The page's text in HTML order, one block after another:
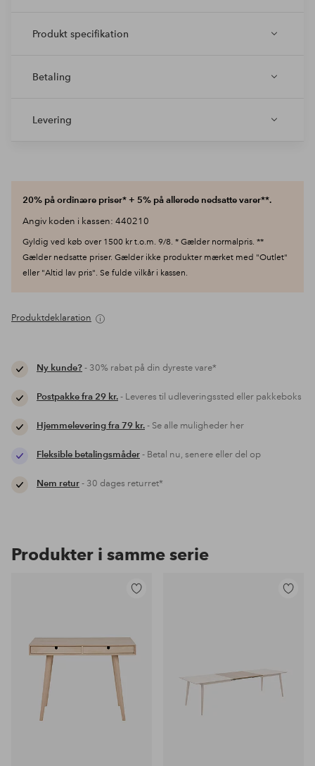
Produkt specifikation
Betaling
Levering
20% på ordinære priser* + 5% på allerede nedsatte varer**.
Angiv koden i kassen: 440210
Gyldig ved køb over 1500 kr t.o.m. 9/8. * Gælder normalpris. **
Gælder nedsatte priser. Gælder ikke produkter mærket med "Outlet"
eller "Altid lav pris". Se fulde vilkår i kassen.
Produktdeklaration
Ny kunde?- 30% rabat på din dyreste vare*
Postpakke fra 29 kr.- Leveres til udleveringssted eller pakkeboks
Hjemmelevering fra 79 kr.- Se alle muligheder her
Fleksible betalingsmåder- Betal nu, senere eller del op
Nem retur- 30 dages returret*
Produkter i samme serie